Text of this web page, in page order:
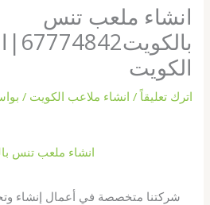
انشاء ملعب تنس
الكويت
اترك تعليقاً / انشاء ملاعب الكويت /
انشاء ملعب تنس
شركتنا متخصصة في أعمال إنشاء